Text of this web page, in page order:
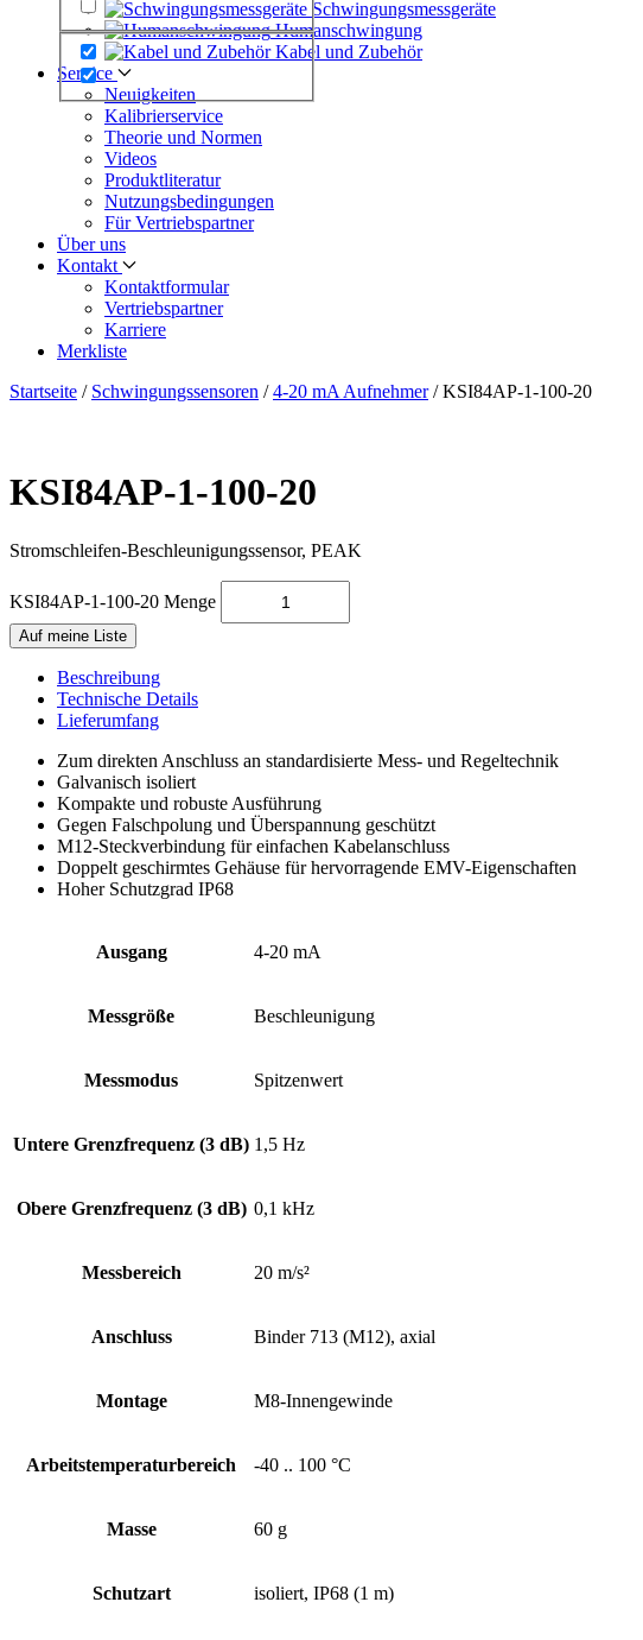
Schwingungs­messgeräte
Human­schwingung
Kabel und Zubehör
Service
Neuigkeiten
Kalibrier­service
Theorie und Normen
Videos
Produkt­literatur
Nutzungs­bedingungen
Für Vertriebs­partner
Über uns
Kontakt
Kontaktformular
Vertriebs­partner
Karriere
Merkliste
Startseite / Schwingungs­sensoren /4-20 mA Aufnehmer/KSI84AP-1-100-20
KSI84AP-1-100-20
Stromschleifen-Beschleunigungs­sensor, PEAK
KSI84AP-1-100-20 Menge
Auf meine Liste
Beschreibung
Technische Details
Lieferumfang
Zum direkten Anschluss an standardisierte Mess- und Regeltechnik
Galvanisch isoliert
Kompakte und robuste Ausführung
Gegen Falschpolung und Überspannung geschützt
M12-Steckverbindung für einfachen Kabelanschluss
Doppelt geschirmtes Gehäuse für hervorragende EMV-Eigenschaften
Hoher Schutzgrad IP68
Ausgang 4-20 mA
Messgröße Beschleunigung
Messmodus Spitzenwert
Untere Grenz­frequenz (3 dB) 1,5 Hz
Obere Grenz­frequenz (3 dB) 0,1 kHz
Messbereich 20 m/s²
Anschluss Binder 713 (M12), axial
Montage M8-Innengewinde
Arbeits­temperatur­bereich -40 .. 100 °C
Masse 60 g
Schutzart isoliert, IP68 (1 m)